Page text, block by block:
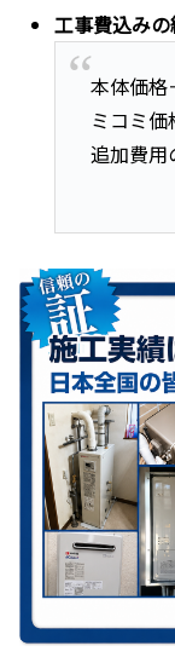
工事費込み
本体価格
ミコミ価
追加費用